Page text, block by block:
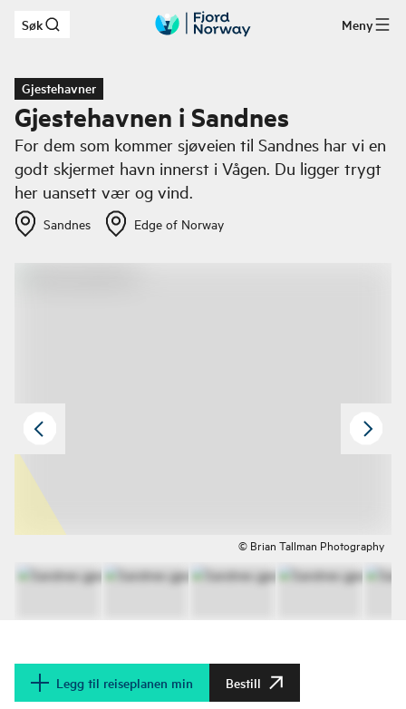
Hopp til hovedinnhold
Søk Meny
Gjestehavner
Gjestehavnen i Sandnes
For dem som kommer sjøveien til Sandnes har vi en
godt skjermet havn innerst i Vågen. Du ligger trygt
her uansett vær og vind.
Sandnes Edge of Norway
© Brian Tallman Photography
Legg til reiseplanen min Bestill